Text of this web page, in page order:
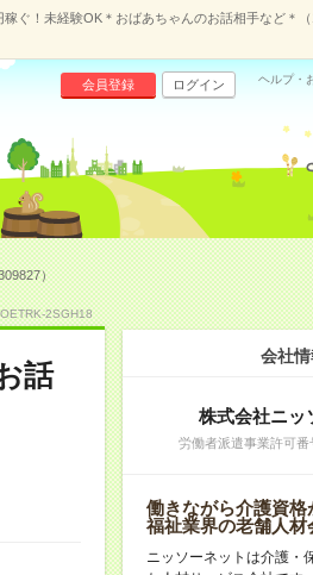
稼ぐ！未経験OK＊おばあちゃんのお話相手など＊
会員登録 ログイン ヘルプ・
）
2SGH18
話
会社情
株式会社ニッ
労働者派遣事業許可番
働きながら介護資
福祉業界の老舗人材
ニッソーネットは介護・